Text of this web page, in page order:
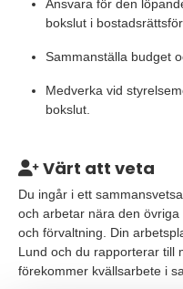
Ansvara för den
bokslut i
Sammanställa budget
Medverka vid
bokslut.
Värt att veta
Du ingår i ett
och arbetar nära den
och förvaltning. Din
Lund och du rapporterar till
förekommer kvällsarbete i